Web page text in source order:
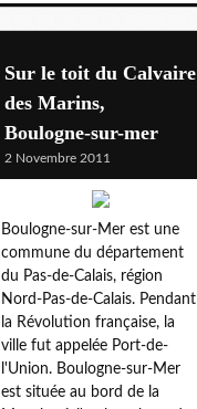
Sur le toit du Calvaire
des Marins,
Boulogne-sur-mer
2 Novembre 2011
Boulogne-sur-Mer est une
commune du département
du Pas-de-Calais, région
Nord-Pas-de-Calais. Pendant
la Révolution française, la
ville fut appelée Port-de-
l'Union. Boulogne-sur-Mer
est située au bord de la